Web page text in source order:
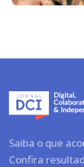
Saiba o que
Confira